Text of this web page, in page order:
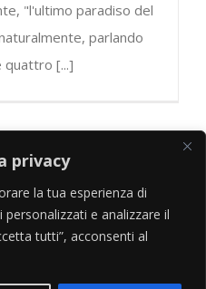
privacy
la tua esperienza di
e analizzare il
tutti”, acconsenti al
"l'ultimo paradiso del
parlando
quattro [...]
| Travel Blogger | Influencer